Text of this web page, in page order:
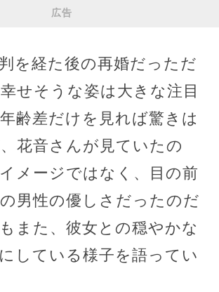
広告
を経た後の再婚だっただ
せそうな姿は大きな注目
齢差だけを見れば驚きは
花音さんが見ていたの
メージではなく、目の前
男性の優しさだったのだ
また、彼女との穏やかな
している様子を語ってい